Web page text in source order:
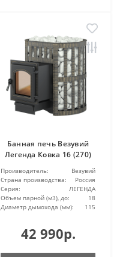
Банная печь Везувий
Легенда Ковка 16 (270)
Производитель:
Везувий
Страна производства:
Россия
Серия:
ЛЕГЕНДА
Объем парной (м3), до:
18
Диаметр дымохода (мм):
115
42 990р.